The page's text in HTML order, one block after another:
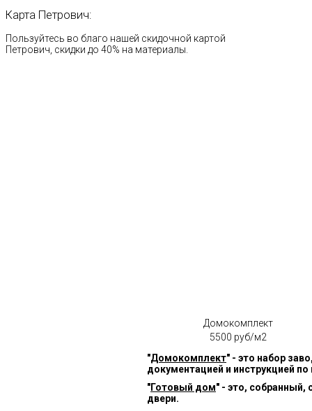
Карта Петрович:
Пользуйтесь во благо нашей скидочной картой
Петрович, скидки до 40% на материалы.
Домокомплект
5500 руб/м2
"Домокомплект" - это набор
документацией и инструкцией
"Готовый дом" - это, собранный,
двери.